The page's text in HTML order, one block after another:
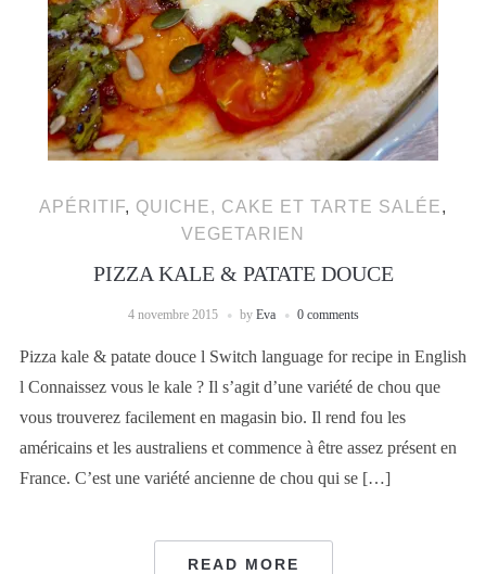
APÉRITIF, QUICHE, CAKE ET TARTE SALÉE,
VEGETARIEN
PIZZA KALE & PATATE DOUCE
4 novembre 2015 by Eva 0 comments
Pizza kale & patate douce l Switch language for recipe in English
l Connaissez vous le kale ? Il s’agit d’une variété de chou que
vous trouverez facilement en magasin bio. Il rend fou les
américains et les australiens et commence à être assez présent en
France. C’est une variété ancienne de chou qui se […]
READ MORE